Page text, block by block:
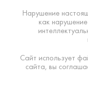
Нарушение
как
Сайт использует
сайта, вы